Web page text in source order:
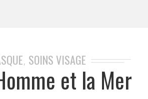
, SOINS VISAGE
et la Mer